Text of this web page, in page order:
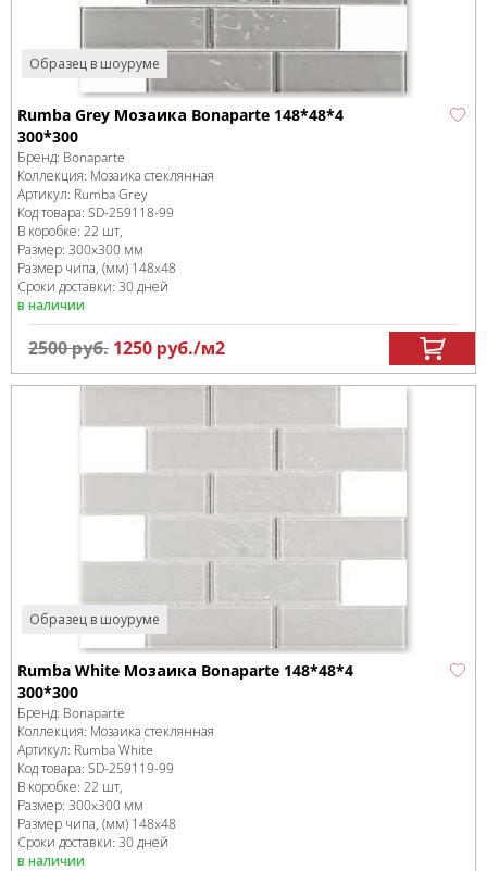
Образец в шоуруме
Rumba Grey Мозаика Bonaparte 148*48*4
300*300
Бренд: Bonaparte
Коллекция: Мозаика стеклянная
Артикул: Rumba Grey
Код товара: SD-259118-99
В коробке: 22 шт,
Размер: 300x300 мм
Размер чипа, (мм) 148x48
Сроки доставки: 30 дней
в наличии
2500руб. 1250 руб./м2
Образец в шоуруме
Rumba White Мозаика Bonaparte 148*48*4
300*300
Бренд: Bonaparte
Коллекция: Мозаика стеклянная
Артикул: Rumba White
Код товара: SD-259119-99
В коробке: 22 шт,
Размер: 300x300 мм
Размер чипа, (мм) 148x48
Сроки доставки: 30 дней
в наличии